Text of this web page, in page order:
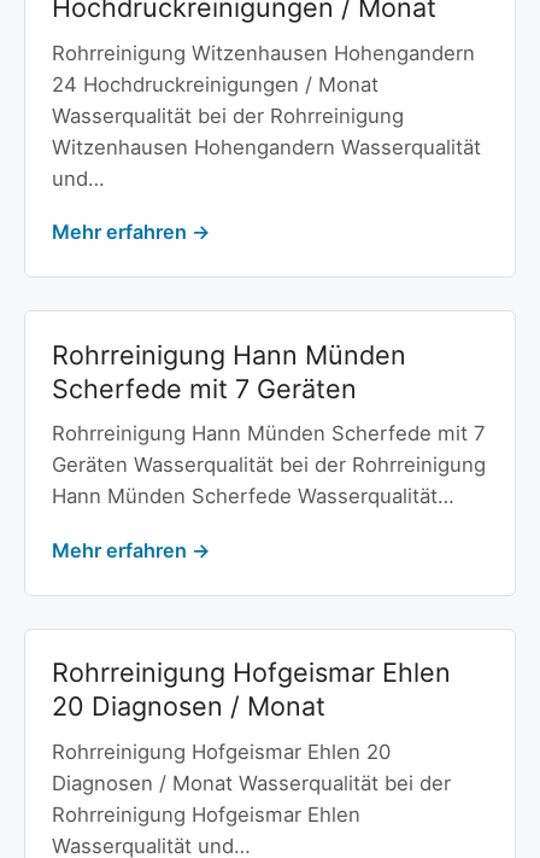
Hochdruckreinigungen / Monat
Rohrreinigung Witzenhausen Hohengandern
24 Hochdruckreinigungen / Monat
Wasserqualität bei der Rohrreinigung
Witzenhausen Hohengandern Wasserqualität
und…
Mehr erfahren →
Rohrreinigung Hann Münden
Scherfede mit 7 Geräten
Rohrreinigung Hann Münden Scherfede mit 7
Geräten Wasserqualität bei der Rohrreinigung
Hann Münden Scherfede Wasserqualität…
Mehr erfahren →
Rohrreinigung Hofgeismar Ehlen
20 Diagnosen / Monat
Rohrreinigung Hofgeismar Ehlen 20
Diagnosen / Monat Wasserqualität bei der
Rohrreinigung Hofgeismar Ehlen
Wasserqualität und…